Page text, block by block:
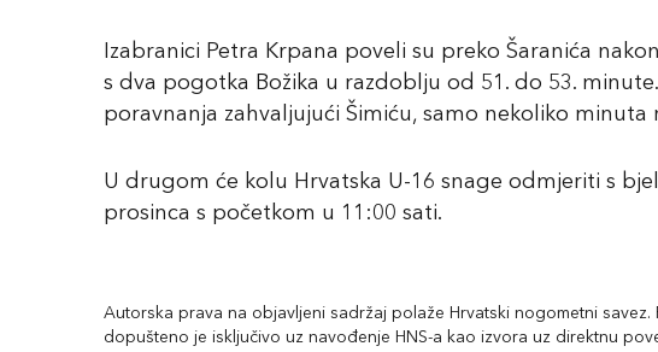
Izabranici Petra Krpana poveli su preko Šaranića
s dva pogotka Božika u razdoblju od 51. do 53.
poravnanja zahvaljujući Šimiću, samo nekoliko
U drugom će kolu Hrvatska U-16 snage odmjeriti s
prosinca s početkom u 11:00 sati.
Autorska prava na objavljeni sadržaj polaže Hrvatski nogometni savez.
dopušteno je isključivo uz navođenje HNS-a kao izvora uz direktnu